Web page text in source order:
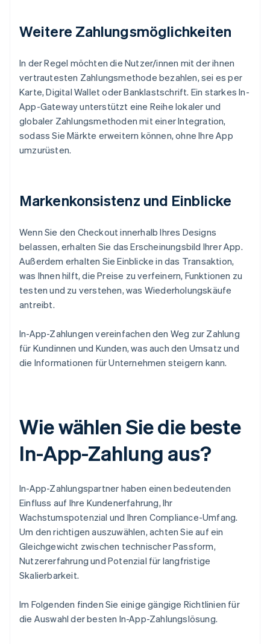
Weitere Zahlungsmöglichkeiten
In der Regel möchten die Nutzer/innen mit der ihnen
vertrautesten Zahlungsmethode bezahlen, sei es per
Karte, Digital Wallet oder Banklastschrift. Ein starkes In-
App-Gateway unterstützt eine Reihe lokaler und
globaler Zahlungsmethoden mit einer Integration,
sodass Sie Märkte erweitern können, ohne Ihre App
umzurüsten.
Markenkonsistenz und Einblicke
Wenn Sie den Checkout innerhalb Ihres Designs
belassen, erhalten Sie das Erscheinungsbild Ihrer App.
Außerdem erhalten Sie Einblicke in das Transaktion,
was Ihnen hilft, die Preise zu verfeinern, Funktionen zu
testen und zu verstehen, was Wiederholungskäufe
antreibt.
In-App-Zahlungen vereinfachen den Weg zur Zahlung
für Kundinnen und Kunden, was auch den Umsatz und
die Informationen für Unternehmen steigern kann.
Wie wählen Sie die beste
In-App-Zahlung aus?
In-App-Zahlungspartner haben einen bedeutenden
Einfluss auf Ihre Kundenerfahrung, Ihr
Wachstumspotenzial und Ihren Compliance-Umfang.
Um den richtigen auszuwählen, achten Sie auf ein
Gleichgewicht zwischen technischer Passform,
Nutzererfahrung und Potenzial für langfristige
Skalierbarkeit.
Im Folgenden finden Sie einige gängige Richtlinien für
die Auswahl der besten In-App-Zahlungslösung.